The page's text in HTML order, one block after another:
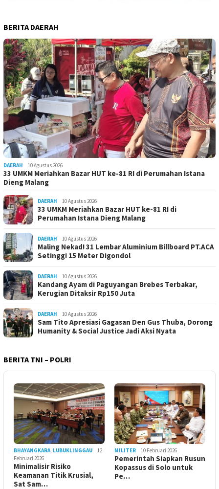
BERITA DAERAH
DAERAH 10 Agustus 2026
33 UMKM Meriahkan Bazar HUT ke-81 RI di Perumahan Istana
Dieng Malang
DAERAH 10 Agustus 2026
33 UMKM Meriahkan Bazar HUT ke-81 RI di
Perumahan Istana Dieng Malang
DAERAH 10 Agustus 2026
Maling Nekad! 31 Lembar Aluminium Billboard PT.ACA
Setinggi 15 Meter Digondol
DAERAH 10 Agustus 2026
Kandang Ayam di Paguyangan Brebes Terbakar,
Kerugian Ditaksir Rp150 Juta
DAERAH 10 Agustus 2026
Sam Tito Apresiasi Gagasan Den Gus Thuba, Dorong
Humanity & Social Justice Jadi Aksi Nyata
BERITA TNI – POLRI
BHAYANGKARA LUBUKLINGGAU
12
Februari 2026
Minimalisir Risiko
Keamanan Titik Krusial,
Sat Sam…
MILITER 10 Februari 2026
Pemerintah Siapkan Rusun
Kopassus di Solo untuk
Pe…